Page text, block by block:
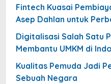
Fintech Kuasai
Asep Dahlan untuk
Digitalisasi Salah Satu
Membantu UMKM di
Kualitas Pemuda Jadi
Sebuah Negara